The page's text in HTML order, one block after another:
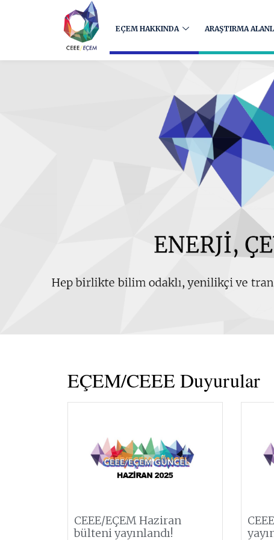
EÇEM HAKKINDA ARAŞTIRMA
EÇEM/CEEE Duyurular
CEEE/EÇEM Haziran
bülteni yayınlandı!